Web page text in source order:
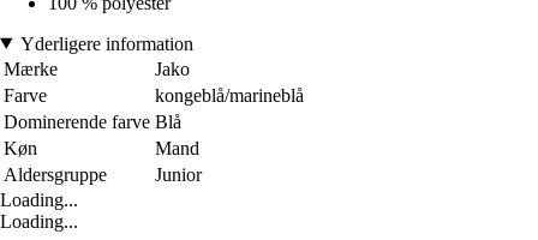
Yderligere information
Mærke
Jako
Farve
kongeblå/marineblå
Dominerende farve Blå
Køn
Mand
Aldersgruppe
Junior
Loading...
Loading...